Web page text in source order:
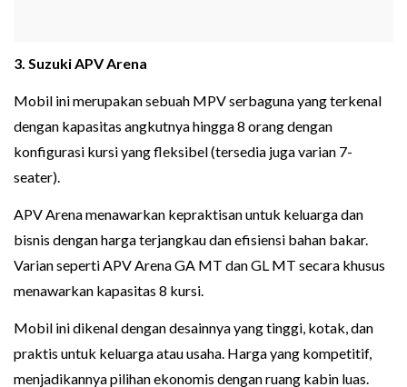
3. Suzuki APV Arena
Mobil ini merupakan sebuah MPV serbaguna yang terkenal
dengan kapasitas angkutnya hingga 8 orang dengan
konfigurasi kursi yang fleksibel (tersedia juga varian 7-
seater).
APV Arena menawarkan kepraktisan untuk keluarga dan
bisnis dengan harga terjangkau dan efisiensi bahan bakar.
Varian seperti APV Arena GA MT dan GL MT secara khusus
menawarkan kapasitas 8 kursi.
Mobil ini dikenal dengan desainnya yang tinggi, kotak, dan
praktis untuk keluarga atau usaha. Harga yang kompetitif,
menjadikannya pilihan ekonomis dengan ruang kabin luas.